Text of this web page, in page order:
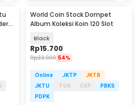
World Coin Stock Dompet
Album Koleksi Koin 120 Slot
Black
Rp15.700
Rp33.900 54%
Online JKTP
JKTB
JKTU
TGR CKP
PBKS
PDPK